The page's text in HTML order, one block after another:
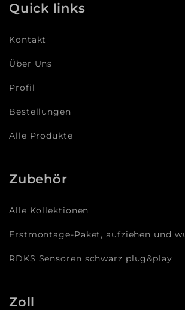
Quick links
Kontakt
Über Uns
Profil
Bestellungen
Alle Produkte
Zubehör
Alle Kollektionen
Erstmontage-Paket, aufziehen und
RDKS Sensoren schwarz plug&play
Zoll